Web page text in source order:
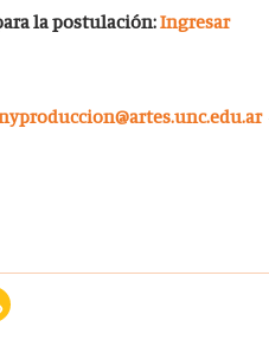
la postulación:Ingresar